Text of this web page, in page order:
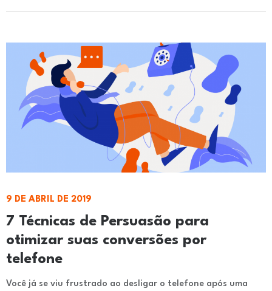
7 Técnicas de Persuasão para
otimizar suas conversões por
telefone
9 DE ABRIL DE 2019
Você já se viu frustrado ao desligar o telefone após uma